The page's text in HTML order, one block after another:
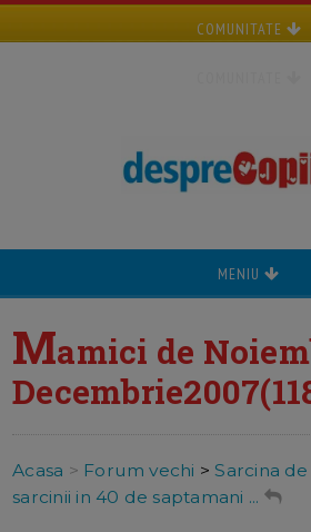
COMUNITATE
MENIU
Mamici de
Acasa > Forum vechi >Sarcina
sarcinii in 40 de saptamani ...